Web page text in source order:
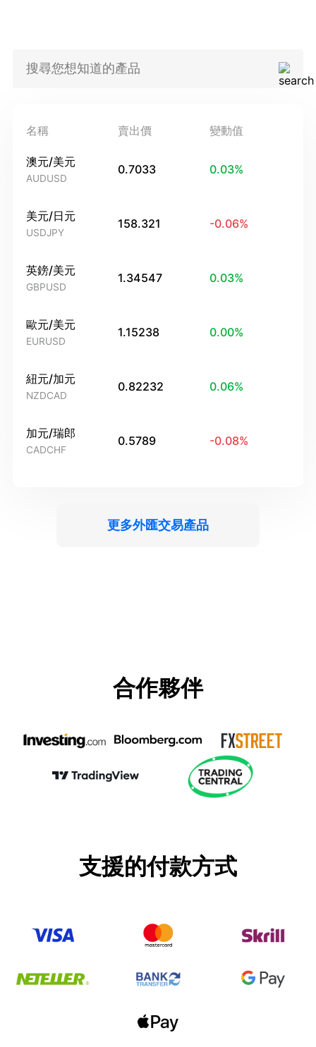
名稱 賣出價 變動值
澳元/美元
AUDUSD
0.7033 0.03%
美元/日元
USDJPY
158.321 -0.06%
英鎊/美元
GBPUSD
1.34547 0.03%
歐元/美元
EURUSD
1.15238 0.00%
紐元/加元
NZDCAD
0.82232 0.06%
加元/瑞郎
CADCHF
0.5789 -0.08%
更多外匯交易產品
合作夥伴
支援的付款方式